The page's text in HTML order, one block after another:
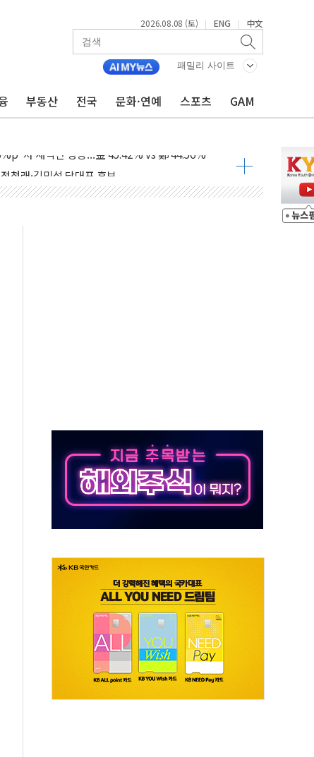
2026.08.08 (토) | ENG | 中文
패밀리 사이트
부동산 전국 문화·연예 스포츠 GAM
태 주의보'...경북도, 호우 피해·통제구간 없어
청래·김민석 당대표 후보
정청래에 승리...47.75% vs 42.08%
발표...김민석 47.75% 정청래 42.08%
...김민석 45.09% 정청래 43.27% 송영길 11.63%
습 한계·탄약 부족 현실화
㎜ 폭우…강원 동해안 강한 비 이어져
미화원 수거차에 치여 사망
트 전복…1명 사망·1명 실종
참석..."국제적 시민 연대로 목소리 내야"
실종 60대 나흘만에 숨진 채 발견
살해 10대 아들 체포
친 정청래…제주 연설서 신경전 고조
…與 "적극 환영"·野 "졸속 국정"